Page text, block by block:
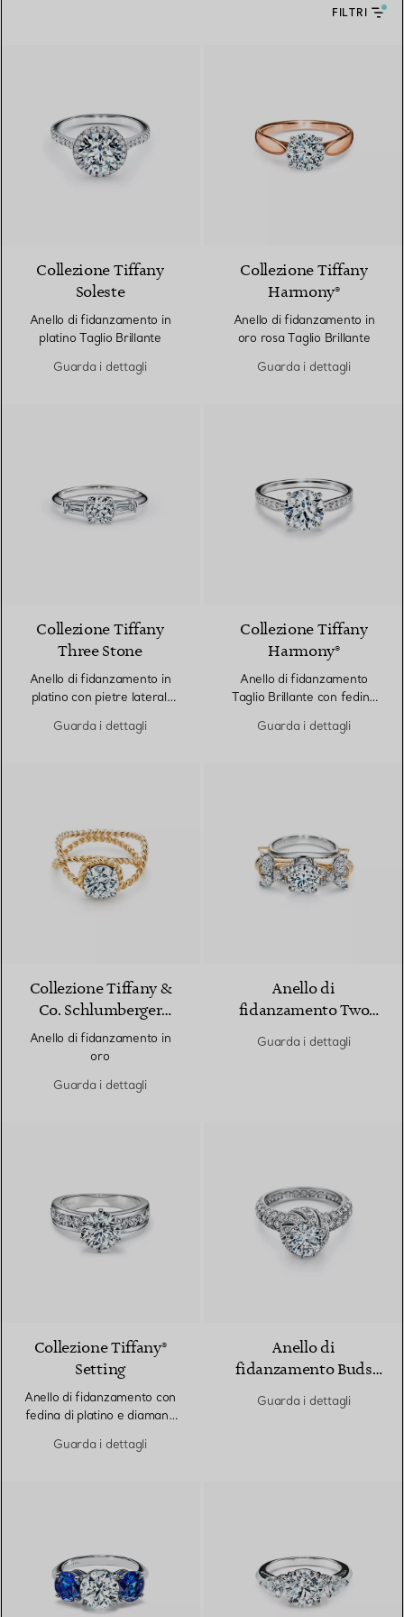
FILTRI
Collezione Tiffany
Soleste
Anello di fidanzamento in
platino Taglio Brillante
Guarda i dettagli
Collezione Tiffany
Harmony®
Anello di fidanzamento in
oro rosa Taglio Brillante
Guarda i dettagli
Collezione Tiffany
Three Stone
Anello di fidanzamento in
platino con pietre laterali
Guarda i dettagli
Collezione Tiffany
Harmony®
Anello di fidanzamento
Taglio Brillante con fedina
Guarda i dettagli
Collezione Tiffany &
Co. Schlumberger
Rope
Anello di fidanzamento in
oro
Guarda i dettagli
Anello di
fidanzamento Two
Bees Tiffany & Co.
Schlumberger in
Guarda i dettagli
Collezione Tiffany®
Setting
Anello di fidanzamento con
fedina di platino e diamanti
Guarda i dettagli
Anello di
fidanzamento Buds
Tiffany & Co.
Schlumberger Taglio
Guarda i dettagli